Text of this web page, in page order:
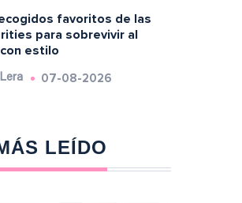
favoritos de las
para sobrevivir al
estilo
07-08-2026
LEÍDO